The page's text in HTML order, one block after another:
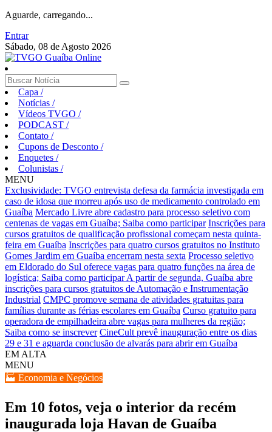
Aguarde, carregando...
Entrar
Sábado, 08 de Agosto 2026
Capa /
Notícias /
Vídeos TVGO /
PODCAST /
Contato /
Cupons de Desconto /
Enquetes /
Colunistas /
MENU
Exclusividade: TVGO entrevista defesa da farmácia investigada em
caso de idosa que morreu após uso de medicamento controlado em
Guaíba Mercado Livre abre cadastro para processo seletivo com
centenas de vagas em Guaíba; Saiba como participar Inscrições para
cursos gratuitos de qualificação profissional começam nesta quinta-
feira em Guaíba Inscrições para quatro cursos gratuitos no Instituto
Gomes Jardim em Guaíba encerram nesta sexta Processo seletivo
em Eldorado do Sul oferece vagas para quatro funções na área de
logística; Saiba como participarA partir de segunda, Guaíba abre
inscrições para cursos gratuitos de Automação e Instrumentação
Industrial CMPC promove semana de atividades gratuitas para
famílias durante as férias escolares em Guaíba Curso gratuito para
operadora de empilhadeira abre vagas para mulheres da região;
Saiba como se inscrever CineCult prevê inauguração entre os dias
29 e 31 e aguarda conclusão de alvarás para abrir em Guaíba
EM ALTA
MENU
🏭 Economia e Negócios
Em 10 fotos, veja o interior da recém
inaugurada loja Havan de Guaíba